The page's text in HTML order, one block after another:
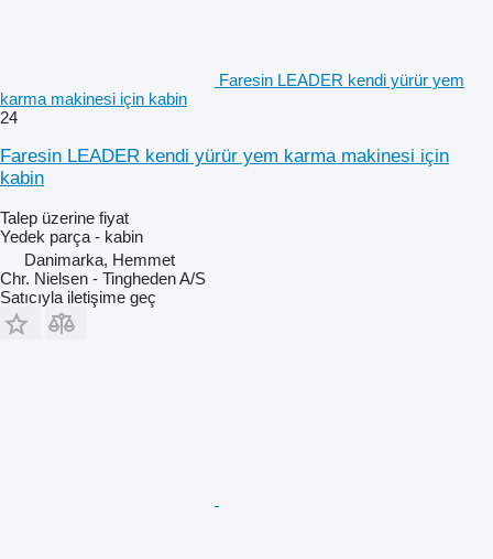
Faresin LEADER kendi yürür yem
karma makinesi için kabin
24
Faresin LEADER kendi yürür yem karma makinesi için
kabin
Talep üzerine fiyat
Yedek parça - kabin
Danimarka, Hemmet
Chr. Nielsen - Tingheden A/S
Satıcıyla iletişime geç